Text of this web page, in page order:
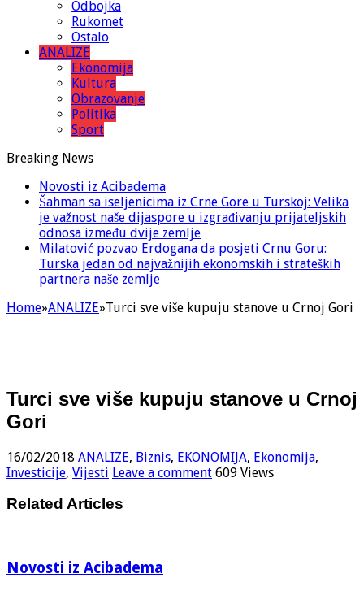
Odbojka
Rukomet
Ostalo
ANALIZE
Ekonomija
Kultura
Obrazovanje
Politika
Sport
Breaking News
Novosti iz Acibadema
Šahman sa iseljenicima iz Crne Gore u Turskoj: Velika
je važnost naše dijaspore u izgrađivanju prijateljskih
odnosa između dvije zemlje
Milatović pozvao Erdogana da posjeti Crnu Goru:
Turska jedan od najvažnijih ekonomskih i strateških
partnera naše zemlje
Home»ANALIZE»Turci sve više kupuju stanove u Crnoj Gori
Turci sve više kupuju stanove u Crnoj
Gori
16/02/2018 ANALIZE, Biznis, EKONOMIJA, Ekonomija,
Investicije, Vijesti Leave a comment 609 Views
Related Articles
Novosti iz Acibadema